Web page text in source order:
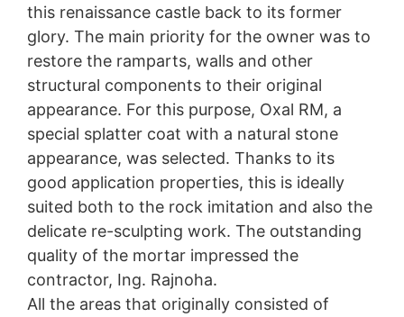
this renaissance castle back to its former
glory. The main priority for the owner was to
restore the ramparts, walls and other
structural components to their original
appearance. For this purpose, Oxal RM, a
special splatter coat with a natural stone
appearance, was selected. Thanks to its
good application properties, this is ideally
suited both to the rock imitation and also the
delicate re-sculpting work. The outstanding
quality of the mortar impressed the
contractor, Ing. Rajnoha.
All the areas that originally consisted of